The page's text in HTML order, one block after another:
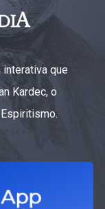
interativa que
Kardec, o